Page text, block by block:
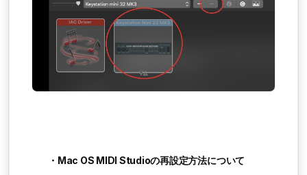
・Mac OS MIDI Studioの再設定方法について